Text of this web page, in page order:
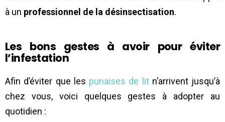
à un professionnel de la désinsectisation.
Les bons gestes à avoir pour éviter
l’infestation
Afin d’éviter que les punaises de litn’arrivent jusqu’à
chez vous, voici quelques gestes à adopter au
quotidien :